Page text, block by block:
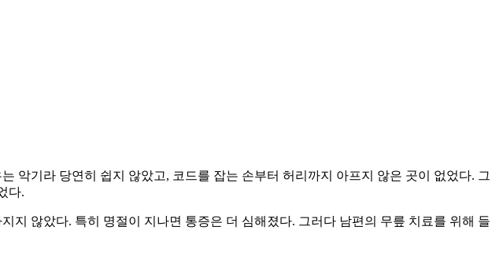
악기라 당연히 쉽지 않았고, 코드를 잡는 손부터 허리까지 아프지 않은 곳이 없었다. 그
다.
지 않았다. 특히 명절이 지나면 통증은 더 심해졌다. 그러다 남편의 무릎 치료를 위해 들